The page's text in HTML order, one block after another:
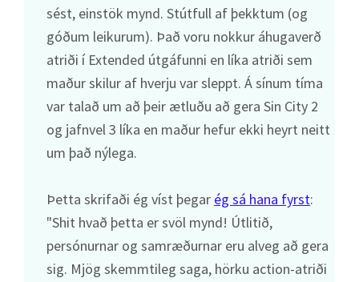
sést, einstök mynd. Stútfull af þekktum (og
góðum leikurum). Það voru nokkur áhugaverð
atriði í Extended útgáfunni en líka atriði sem
maður skilur af hverju var sleppt. Á sínum tíma
var talað um að þeir ætluðu að gera Sin City 2
og jafnvel 3 líka en maður hefur ekki heyrt neitt
um það nýlega.
Þetta skrifaði ég víst þegar ég sá hana fyrst:
"Shit hvað þetta er svöl mynd! Útlitið,
persónurnar og samræðurnar eru alveg að gera
sig. Mjög skemmtileg saga, hörku action-atriði